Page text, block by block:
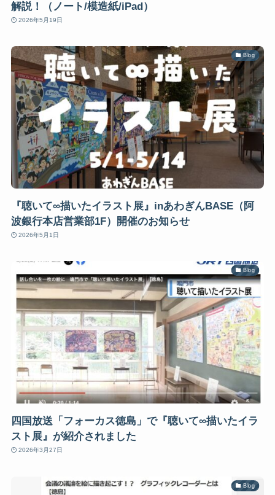
解説！（ノート/模造紙/iPad）
2026年5月19日
Blog
『聴いて∞描いたイラスト展』inあわぎんBASE（阿
波銀行本店営業部1F）開催のお知らせ
2026年5月1日
Blog
四国放送「フォーカス徳島」で『聴いて∞描いたイラ
スト展』が紹介されました
2026年3月27日
Blog